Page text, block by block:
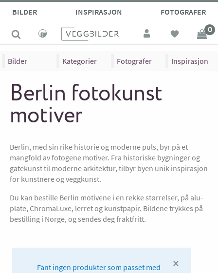
BILDER INSPIRASJON FOTOGRAFER
0
Bilder Kategorier Fotografer Inspirasjon
Berlin fotokunst
motiver
Berlin, med sin rike historie og moderne puls, byr på et
mangfold av fotogene motiver. Fra historiske bygninger og
gatekunst til moderne arkitektur, tilbyr byen unik inspirasjon
for kunstnere og veggkunst.
Du kan bestille Berlin motivene i en rekke størrelser, på alu-
plate, ChromaLuxe, lerret og kunstpapir. Bildene trykkes på
bestilling i Norge, og sendes deg fraktfritt.
Fant ingen produkter som passet med
×